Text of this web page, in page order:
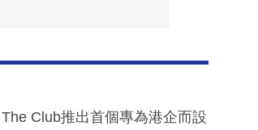
The Club推出首個專為港企而設